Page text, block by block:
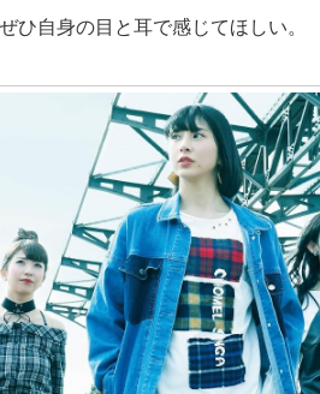
ひ自身の目と耳で感じてほしい。